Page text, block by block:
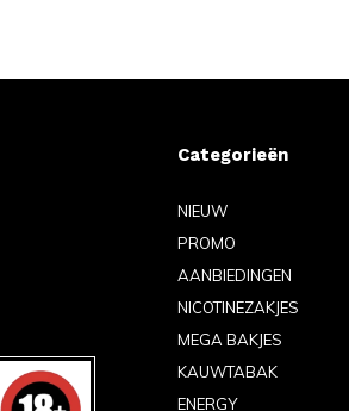
Categorieën
NIEUW
PROMO
AANBIEDINGEN
NICOTINEZAKJES
MEGA BAKJES
KAUWTABAK
ENERGY